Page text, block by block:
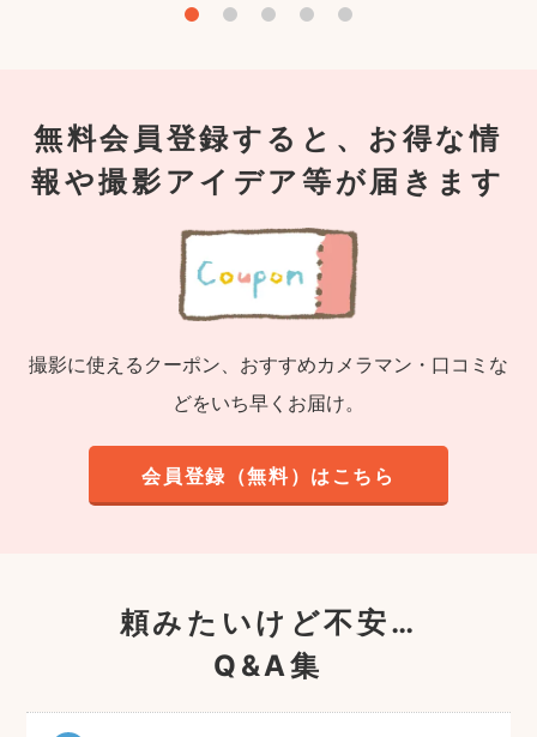
無料会員登録すると、お得な情
報や撮影アイデア等が届きます
撮影に使えるクーポン、おすすめカメラマン・口コミな
どをいち早くお届け。
会員登録（無料）はこちら
頼みたいけど不安…
Q&A集